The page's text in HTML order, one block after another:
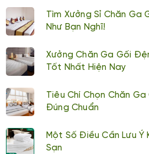
Tìm Xưởng Sỉ Chăn Ga
Như Bạn Nghĩ!
Xưởng Chăn Ga Gối
Tốt Nhất Hiện Nay
Tiêu Chí Chọn Chăn
Đúng Chuẩn
Một Số Điều Cần Lưu Ý
Sạn